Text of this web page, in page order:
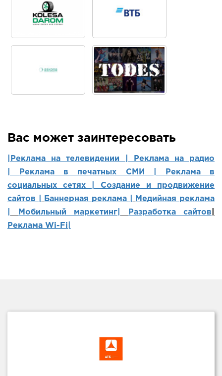
Вас может заинтересовать
|Реклама на телевидении |
Реклама на радио
Реклама в печатных СМИ |
Реклама в
социальных сетях | Создание и продвижение
сайтов
Баннерная реклама |
Медийная реклама
Мобильный маркетинг Разработка сайтов
Реклама Wi-Fi|